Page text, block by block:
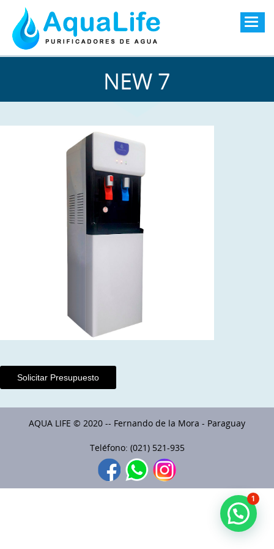
NEW 7
Solicitar Presupuesto
AQUA LIFE © 2020 -- Fernando de la Mora - Paraguay
Teléfono: (021) 521-935
1